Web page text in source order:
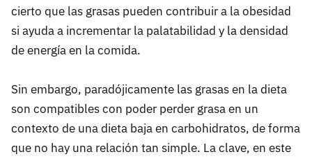
cierto que las grasas pueden contribuir a la obesidad
si ayuda a incrementar la palatabilidad y la densidad
de energía en la comida.
Sin embargo, paradójicamente las grasas en la dieta
son compatibles con poder perder grasa en un
contexto de una dieta baja en carbohidratos, de forma
que no hay una relación tan simple. La clave, en este